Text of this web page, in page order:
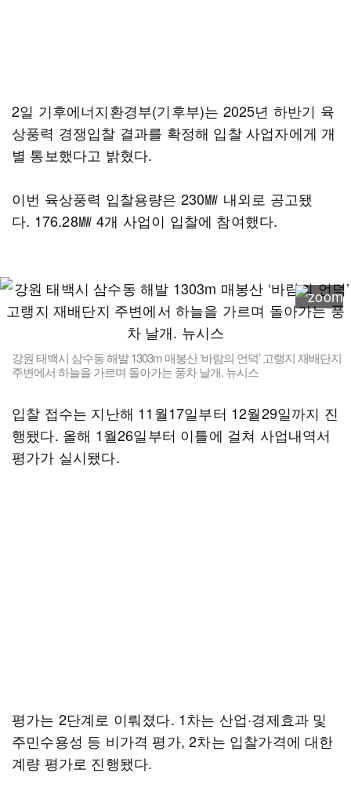
2일 기후에너지환경부(기후부)는 2025년 하반기 육
상풍력 경쟁입찰 결과를 확정해 입찰 사업자에게 개
별 통보했다고 밝혔다.
이번 육상풍력 입찰용량은 230㎿ 내외로 공고됐
다. 176.28㎿ 4개 사업이 입찰에 참여했다.
강원 태백시 삼수동 해발 1303m 매봉산 ‘바람의 언덕’ 고랭지 재배단지
주변에서 하늘을 가르며 돌아가는 풍차 날개. 뉴시스
입찰 접수는 지난해 11월17일부터 12월29일까지 진
행됐다. 올해 1월26일부터 이틀에 걸쳐 사업내역서
평가가 실시됐다.
평가는 2단계로 이뤄졌다. 1차는 산업·경제효과 및
주민수용성 등 비가격 평가, 2차는 입찰가격에 대한
계량 평가로 진행됐다.